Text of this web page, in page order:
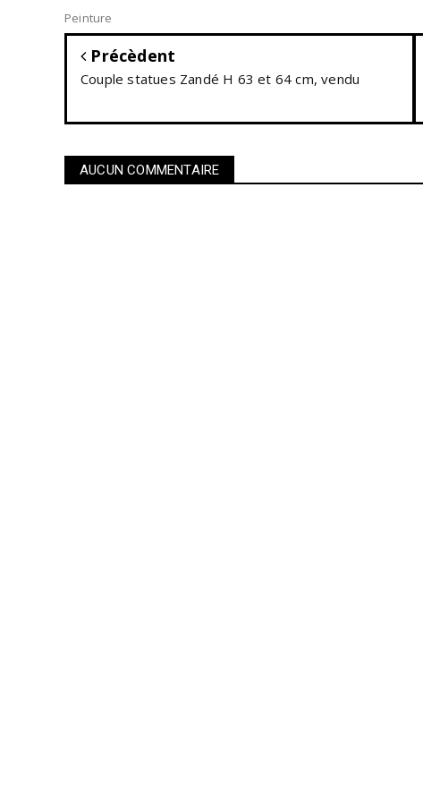
Peinture
Précèdent
Couple statues Zandé H 63 et 64 cm, vendu
AUCUN COMMENTAIRE